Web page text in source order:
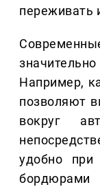
переживать
Например,
позволяют
вокруг
удобно